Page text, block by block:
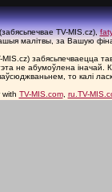
TV-MIS.cz),
малітвы, за Вашую
MIS.cz) забясьпечваецца
не абумоўлена іначай.
то калі
with TV-MIS.com, ru.TV-